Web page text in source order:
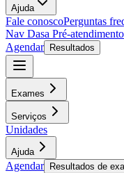
Ajuda
Fale conoscoPerguntas
Nav Dasa Pré-atendimento
Agendar
Resultados
Exames
Serviços
Unidades
Ajuda
Agendar Resultados de